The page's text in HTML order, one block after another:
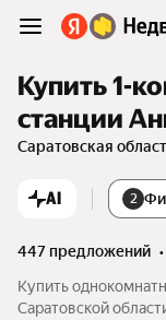
Купить 1-
станции
Саратовская
AI 2
447 предложений •
Купить
Саратовской